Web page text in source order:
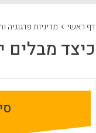
דף ראשי › מדיניות פדגוגיה
כיצד מבלים